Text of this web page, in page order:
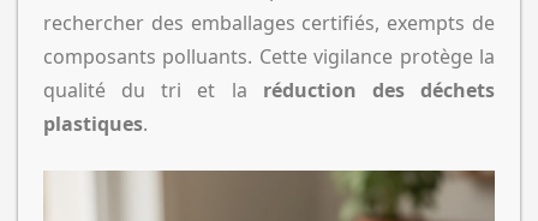
rechercher des emballages certifiés, exempts de
composants polluants. Cette vigilance protège la
qualité du tri et la réduction des déchets
plastiques.